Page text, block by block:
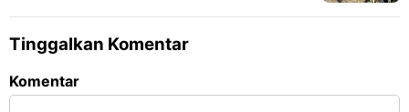
Pangan Nasional
Tinggalkan Komentar
Komentar